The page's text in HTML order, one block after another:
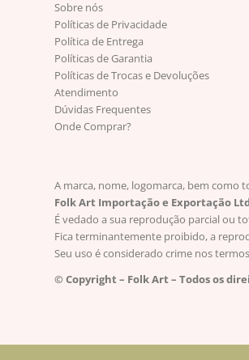
Sobre nós
Políticas de Privacidade
Política de Entrega
Políticas de Garantia
Políticas de Trocas e Devoluções
Atendimento
Dúvidas Frequentes
Onde Comprar?
A marca, nome, logomarca, bem como
Folk Art Importação e Exportação
É vedado a sua reprodução parcial ou
Fica terminantemente proibido, a
Seu uso é considerado crime nos
© Copyright – Folk Art – Todos os